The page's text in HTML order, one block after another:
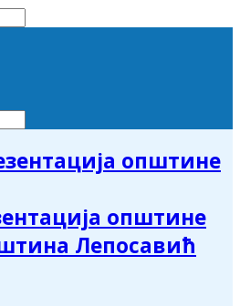
општине
Лепосавић